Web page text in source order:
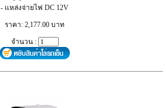
- แหล่งจ่ายไฟ DC 12V
ราคา: 2,177.00 บาท
จำนวน :